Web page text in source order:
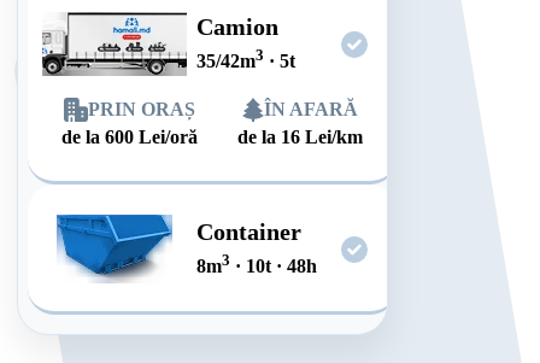
Camion
35/42m3 · 5t
PRIN ORAȘ
de la600 Lei/oră
ÎN AFARĂ
de la 16 Lei/km
Container
8m3 · 10t · 48h